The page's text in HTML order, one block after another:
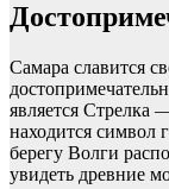
Самара славится
является Стрелка
находится символ
берегу Волги
увидеть древние